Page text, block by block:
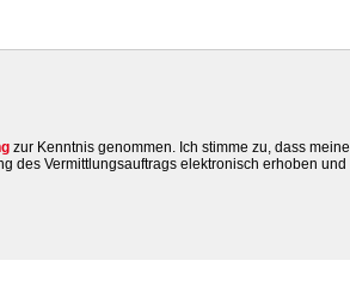
zur Kenntnis genommen. Ich stimme zu, dass meine
des Vermittlungsauftrags elektronisch erhoben und